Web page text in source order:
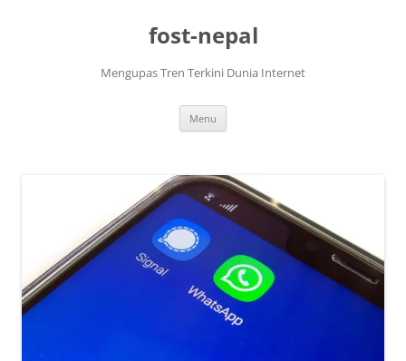
fost-nepal
Mengupas Tren Terkini Dunia Internet
Menu